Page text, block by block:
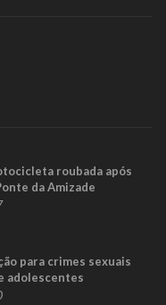
roubada após
da Amizade
para crimes sexuais
adolescentes